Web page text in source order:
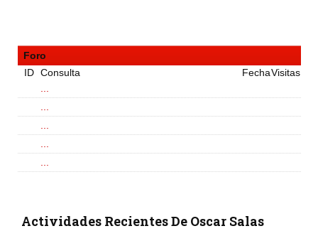
Foro
ID Consulta FechaVisitas
Actividades Recientes De Oscar Salas